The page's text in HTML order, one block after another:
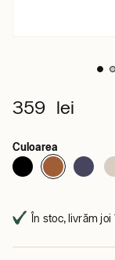
359 lei
Culoarea
În stoc, livrăm joi